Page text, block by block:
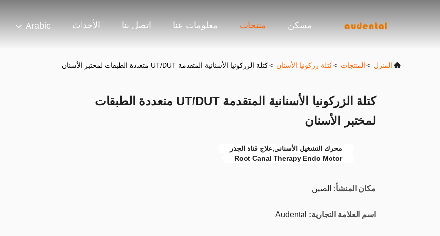
مسكن منتجات معلومات عنا اتصل بنا الأحداث Arabic
المنزل >المنتجات >كتلة زركونيا الأسنان >كتلة الزركونيا الأسنانية المتقدمة UT/DUT متعددة الطبقات لمختبر الأسنان
كتلة الزركونيا الأسنانية المتقدمة UT/DUT متعددة الطبقات
لمختبر الأسنان
محرك التشغيل الأسناني,علاج قناة الجذر
Root Canal Therapy Endo Motor
مكان المنشأ: الصين
اسم العلامة التجارية: Audental